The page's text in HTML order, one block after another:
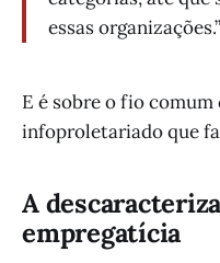
essas organizações.”
E é sobre o fio
infoproletariado que
A
empregatícia